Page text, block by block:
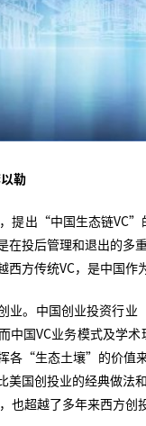
勒
提出“中国生态链VC”
在投后管理和退出的多
西方传统VC，是中国作
业。中国创业投资行业
中国VC业务模式及学
各“生态土壤”的价值
美国创投业的经典做法
超越了多年来西方创